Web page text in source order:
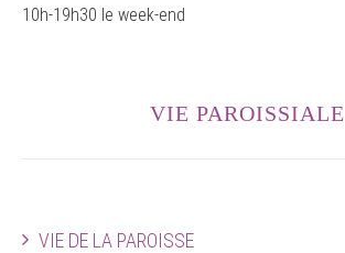
10h-19h30 le week-end
VIE PAROISSIALE
VIE DE LA PAROISSE